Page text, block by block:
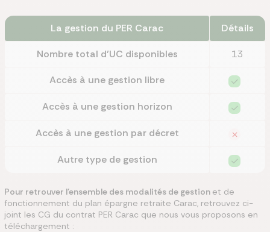
La gestion du PER Carac Détails
Nombre total d’UC disponibles 13
Accès à une gestion libre
Accès à une gestion horizon
Accès à une gestion par décret
Autre type de gestion
Pour retrouver l'ensemble des modalités de gestion et de
fonctionnement du plan épargne retraite Carac, retrouvez ci-
joint les CG du contrat PER Carac que nous vous proposons en
téléchargement :